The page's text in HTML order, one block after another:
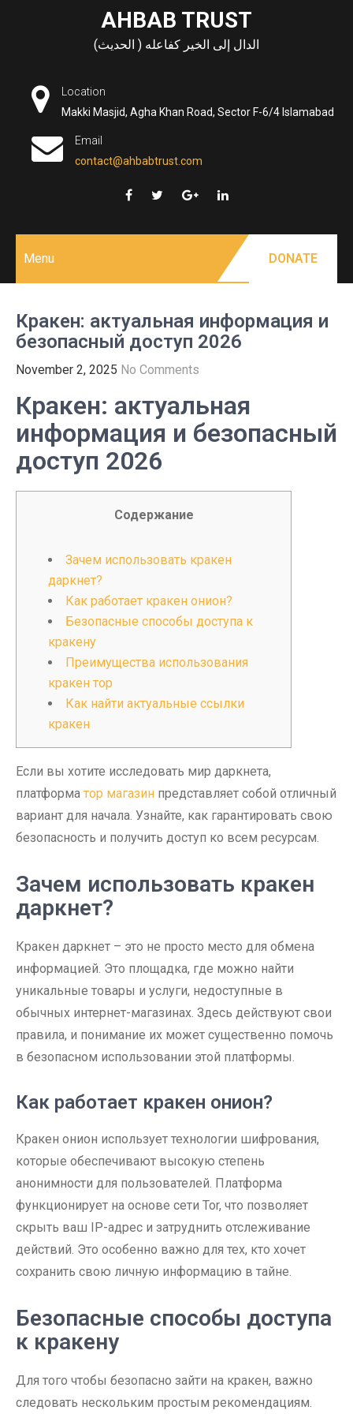
AHBAB TRUST
الدال إلى الخير كفاعله ( الحديث)
Location
Makki Masjid, Agha Khan Road, Sector F-6/4 Islamabad
Email
contact@ahbabtrust.com
Menu DONATE
Кракен: актуальная информация и
безопасный доступ 2026
November 2, 2025 No Comments
Кракен: актуальная
информация и безопасный
доступ 2026
Содержание
Зачем использовать кракен
даркнет?
Как работает кракен онион?
Безопасные способы доступа к
кракену
Преимущества использования
кракен тор
Как найти актуальные ссылки
кракен
Если вы хотите исследовать мир даркнета,
платформа тор магазин представляет собой отличный
вариант для начала. Узнайте, как гарантировать свою
безопасность и получить доступ ко всем ресурсам.
Зачем использовать кракен
даркнет?
Кракен даркнет – это не просто место для обмена
информацией. Это площадка, где можно найти
уникальные товары и услуги, недоступные в
обычных интернет-магазинах. Здесь действуют свои
правила, и понимание их может существенно помочь
в безопасном использовании этой платформы.
Как работает кракен онион?
Кракен онион использует технологии шифрования,
которые обеспечивают высокую степень
анонимности для пользователей. Платформа
функционирует на основе сети Tor, что позволяет
скрыть ваш IP-адрес и затруднить отслеживание
действий. Это особенно важно для тех, кто хочет
сохранить свою личную информацию в тайне.
Безопасные способы доступа
к кракену
Для того чтобы безопасно зайти на кракен, важно
следовать нескольким простым рекомендациям.